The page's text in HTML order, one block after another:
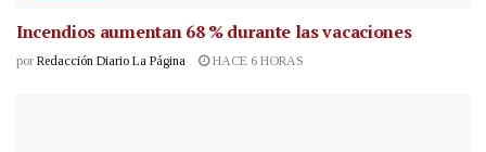
Incendios aumentan 68 % durante las vacaciones
por Redacción Diario La Página HACE 6 HORAS